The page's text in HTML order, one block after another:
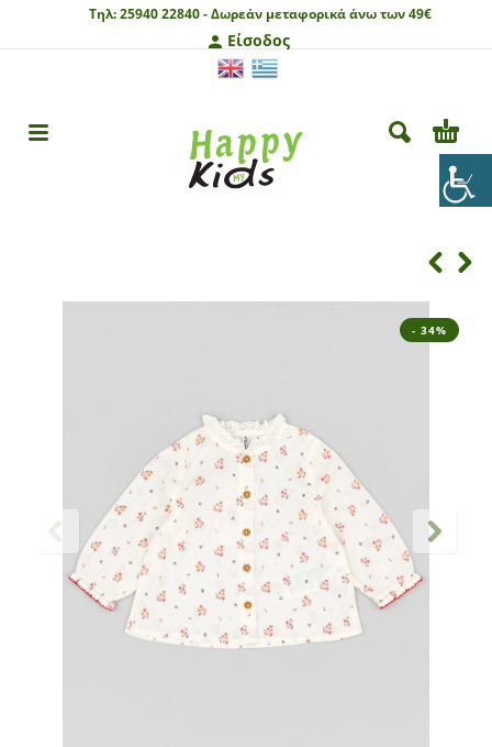
Τηλ:25940 22840 -Δωρεάν μεταφορικά άνω των 49€
Είσοδος
- 34%